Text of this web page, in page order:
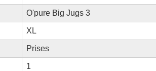
O'pure Big Jugs 3
XL
Prises
1